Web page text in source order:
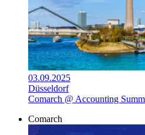
03.09.2025
Düsseldorf
Comarch @ Accounting
Comarch